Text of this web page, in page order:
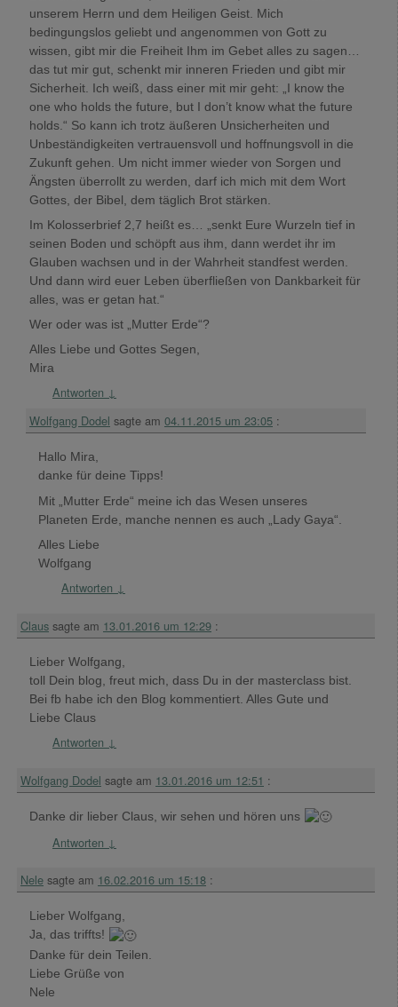
unserem Herrn und dem Heiligen Geist. Mich
bedingungslos geliebt und angenommen von Gott zu
wissen, gibt mir die Freiheit Ihm im Gebet alles zu sagen…
das tut mir gut, schenkt mir inneren Frieden und gibt mir
Sicherheit. Ich weiß, dass einer mit mir geht: „I know the
one who holds the future, but I don’t know what the future
holds.“ So kann ich trotz äußeren Unsicherheiten und
Unbeständigkeiten vertrauensvoll und hoffnungsvoll in die
Zukunft gehen. Um nicht immer wieder von Sorgen und
Ängsten überrollt zu werden, darf ich mich mit dem Wort
Gottes, der Bibel, dem täglich Brot stärken.
Im Kolosserbrief 2,7 heißt es… „senkt Eure Wurzeln tief in
seinen Boden und schöpft aus ihm, dann werdet ihr im
Glauben wachsen und in der Wahrheit standfest werden.
Und dann wird euer Leben überfließen von Dankbarkeit für
alles, was er getan hat.“
Wer oder was ist „Mutter Erde“?
Alles Liebe und Gottes Segen,
Mira
Antworten ↓
Wolfgang Dodel sagte am 04.11.2015 um 23:05 :
Hallo Mira,
danke für deine Tipps!
Mit „Mutter Erde“ meine ich das Wesen unseres
Planeten Erde, manche nennen es auch „Lady Gaya“.
Alles Liebe
Wolfgang
Antworten ↓
Claus sagte am 13.01.2016 um 12:29 :
Lieber Wolfgang,
toll Dein blog, freut mich, dass Du in der masterclass bist.
Bei fb habe ich den Blog kommentiert. Alles Gute und
Liebe Claus
Antworten ↓
Wolfgang Dodel sagte am 13.01.2016 um 12:51 :
Danke dir lieber Claus, wir sehen und hören uns
Antworten ↓
Nele sagte am 16.02.2016 um 15:18 :
Lieber Wolfgang,
Ja, das triffts!
Danke für dein Teilen.
Liebe Grüße von
Nele